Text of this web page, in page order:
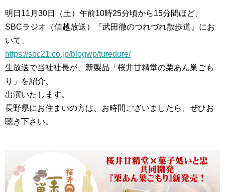
明日11月30日（土）午前10時25分頃から15分間ほど、
SBCラジオ（信越放送）『武田徹のつれづれ散歩道』にお
いて、
https://sbc21.co.jp/blogwp/turedure/
生放送で当社社長が、新製品「桜井甘精堂の栗あん巣ごも
り」を紹介、
出演いたします。
長野県にお住まいの方は、お時間ございましたら、ぜひお
聴き下さい。